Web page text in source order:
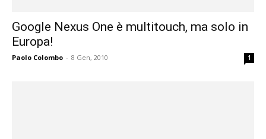
Google Nexus One è multitouch, ma solo in
Europa!
Paolo Colombo - 8 Gen, 2010 1